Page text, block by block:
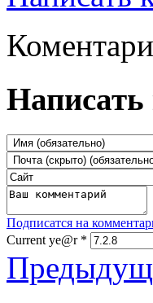
Подписатся на
Current ye@r *